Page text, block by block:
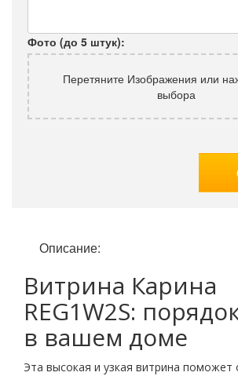
Фото (до 5 штук):
Перетяните Изображения или
выбора
Описание:
Витрина Карина
REG1W2S:
в вашем доме
Эта высокая и узкая витрина поможет